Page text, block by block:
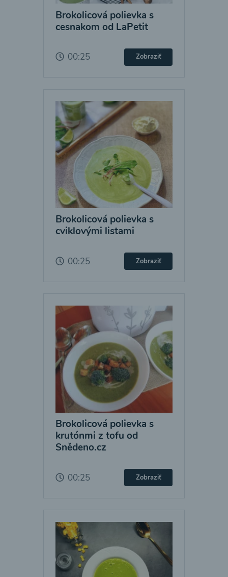
Brokolicová polievka s
cesnakom od LaPetit
00:25 Zobraziť
Brokolicová polievka s
cviklovými listami
00:25 Zobraziť
Brokolicová polievka s
krutónmi z tofu od
Snědeno.cz
00:25 Zobraziť